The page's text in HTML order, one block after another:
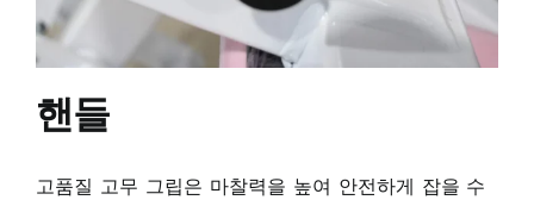
핸들
고품질 고무 그립은 마찰력을 높여 안전하게 잡을 수